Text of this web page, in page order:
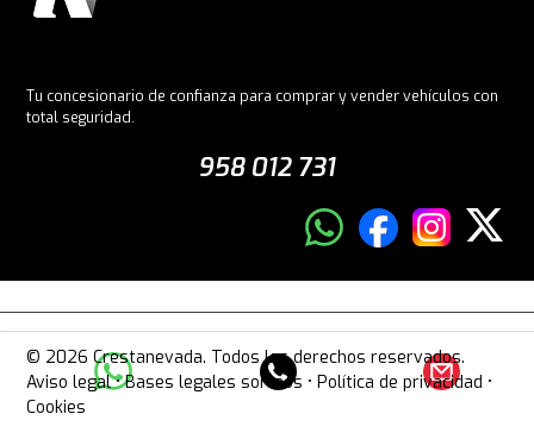
Tu concesionario de confianza para comprar y vender vehículos con
total seguridad.
958 012 731
© 2026 Crestanevada. Todos los derechos reservados.
Aviso legal•Bases legales sorteos •Política de privacidad •
Cookies